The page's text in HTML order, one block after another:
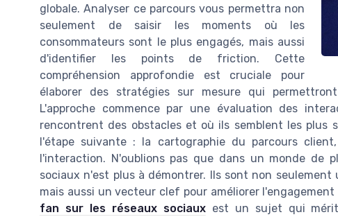
globale. Analyser ce parcours vous permettra non
seulement de saisir les moments où les
consommateurs sont le plus engagés, mais aussi
d'identifier les points de friction. Cette
compréhension approfondie est cruciale pour
élaborer des stratégies sur mesure qui
L'approche commence par une évaluation des
rencontrent des obstacles et où ils semblent les plus
l'étape suivante : la cartographie du parcours
l'interaction. N'oublions pas que dans un monde de
sociaux n'est plus à démontrer. Ils sont non
mais aussi un vecteur clef pour améliorer
fan sur les réseaux sociauxest un sujet qui